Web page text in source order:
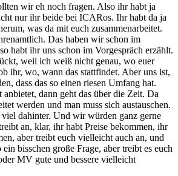
wir eh noch fragen. Also ihr habt ja
nur ihr beide bei ICARos. Ihr habt da ja
was da mit euch zusammenarbeitet.
Das haben wir schon im
habt ihr uns schon im Vorgespräch erzählt.
weil ich weiß nicht genau, wo euer
ihr, wo, wann das stattfindet. Aber uns ist,
dass das so einen riesen Umfang hat.
dann geht das über die Zeit. Da
werden und man muss sich austauschen.
dahinter. Und wir würden ganz gerne
an, klar, ihr habt Preise bekommen, ihr
aber treibt euch vielleicht auch an, und
bisschen große Frage, aber treibt es euch
MV gute und bessere vielleicht